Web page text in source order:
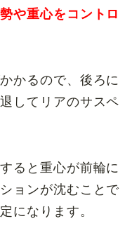
や重心をコントロ
かるので、後ろに
してリアのサスペ
ると重心が前輪に
ョンが沈むことで
になります。